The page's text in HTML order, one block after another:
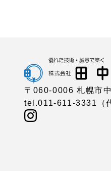
〒060-0006 札幌市
tel.011-611-3331（